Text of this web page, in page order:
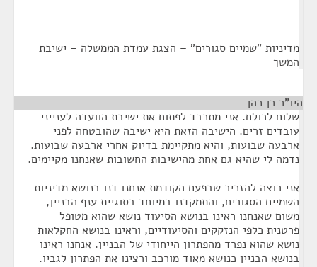
מדיניות "שמיים סגורים" – הצגת עמדת הממשלה – ישיבת
המשך
היו"ר רן כהן
שלום לכולם. אני מתכבד לפתוח את ישיבת הוועדה לענייני
עובדים זרים. הישיבה הזאת היא ישיבה שהובטחה לפני
ארבעה שבועות, והיא מתקיימת בדיוק אחרי ארבעה שבועות.
נדמה לי שהיא גם אחת מהישיבות החשובות שאנחנו מקיימים.
אני רוצה להזכיר שבפעם הקודמת אנחנו דנו בנושא מדיניות
השמיים הסגורים, והתמקדנו במיוחד בסוגיית ענף הבניין,
משום שאנחנו ראינו בנושא הסיעוד נושא שהוא מטופל
פרטנית כלפי הנזקקים והסיעודיים, וראינו בנושא החקלאות
נושא שהוא נפרד מהפתרון הייחודי של הבניין. אנחנו ראינו
בנושא הבניין כנושא מאוד מורכב ורצינו את הפתרון לגביו.